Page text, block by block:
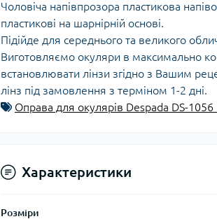
Чоловіча напівпрозора пластикова
пластикові на шарнірній основі.
Підійде для середнього та великого
Виготовляємо окуляри в максимально
встановлювати лінзи згідно з Вашим
лінз під замовлення з терміном 1-2 дні.
Оправа для окулярів Despada DS-1056
Характеристики
Розміри